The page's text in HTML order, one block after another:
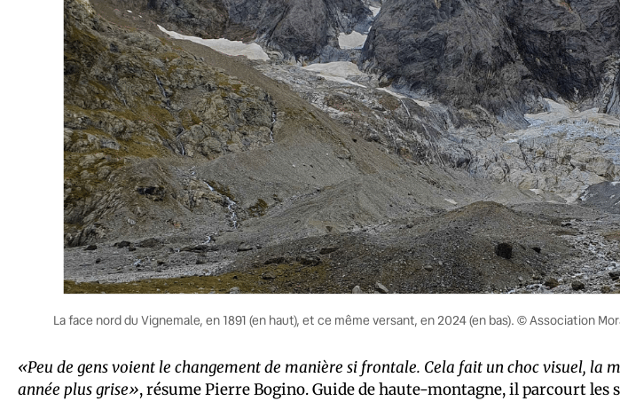
La face nord du Vignemale, en 1891 (en haut), et ce même versant, en 2024 (en bas). © Association
«Peu de gens voient le changement de manière si frontale. Cela fait un choc visuel, la
année plus grise», résume Pierre Bogino. Guide de haute-montagne, il parcourt les